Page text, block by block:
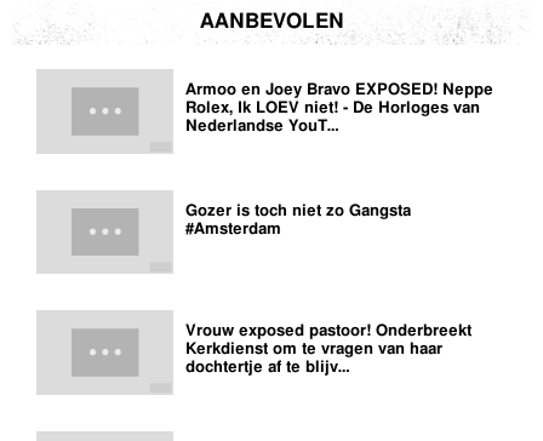
AANBEVOLEN
Armoo en Joey Bravo EXPOSED! Neppe
Rolex, Ik LOEV niet! - De Horloges van
Nederlandse YouT…
Gozer is toch niet zo Gangsta
#Amsterdam
Vrouw exposed pastoor! Onderbreekt
Kerkdienst om te vragen van haar
dochtertje af te blijv…